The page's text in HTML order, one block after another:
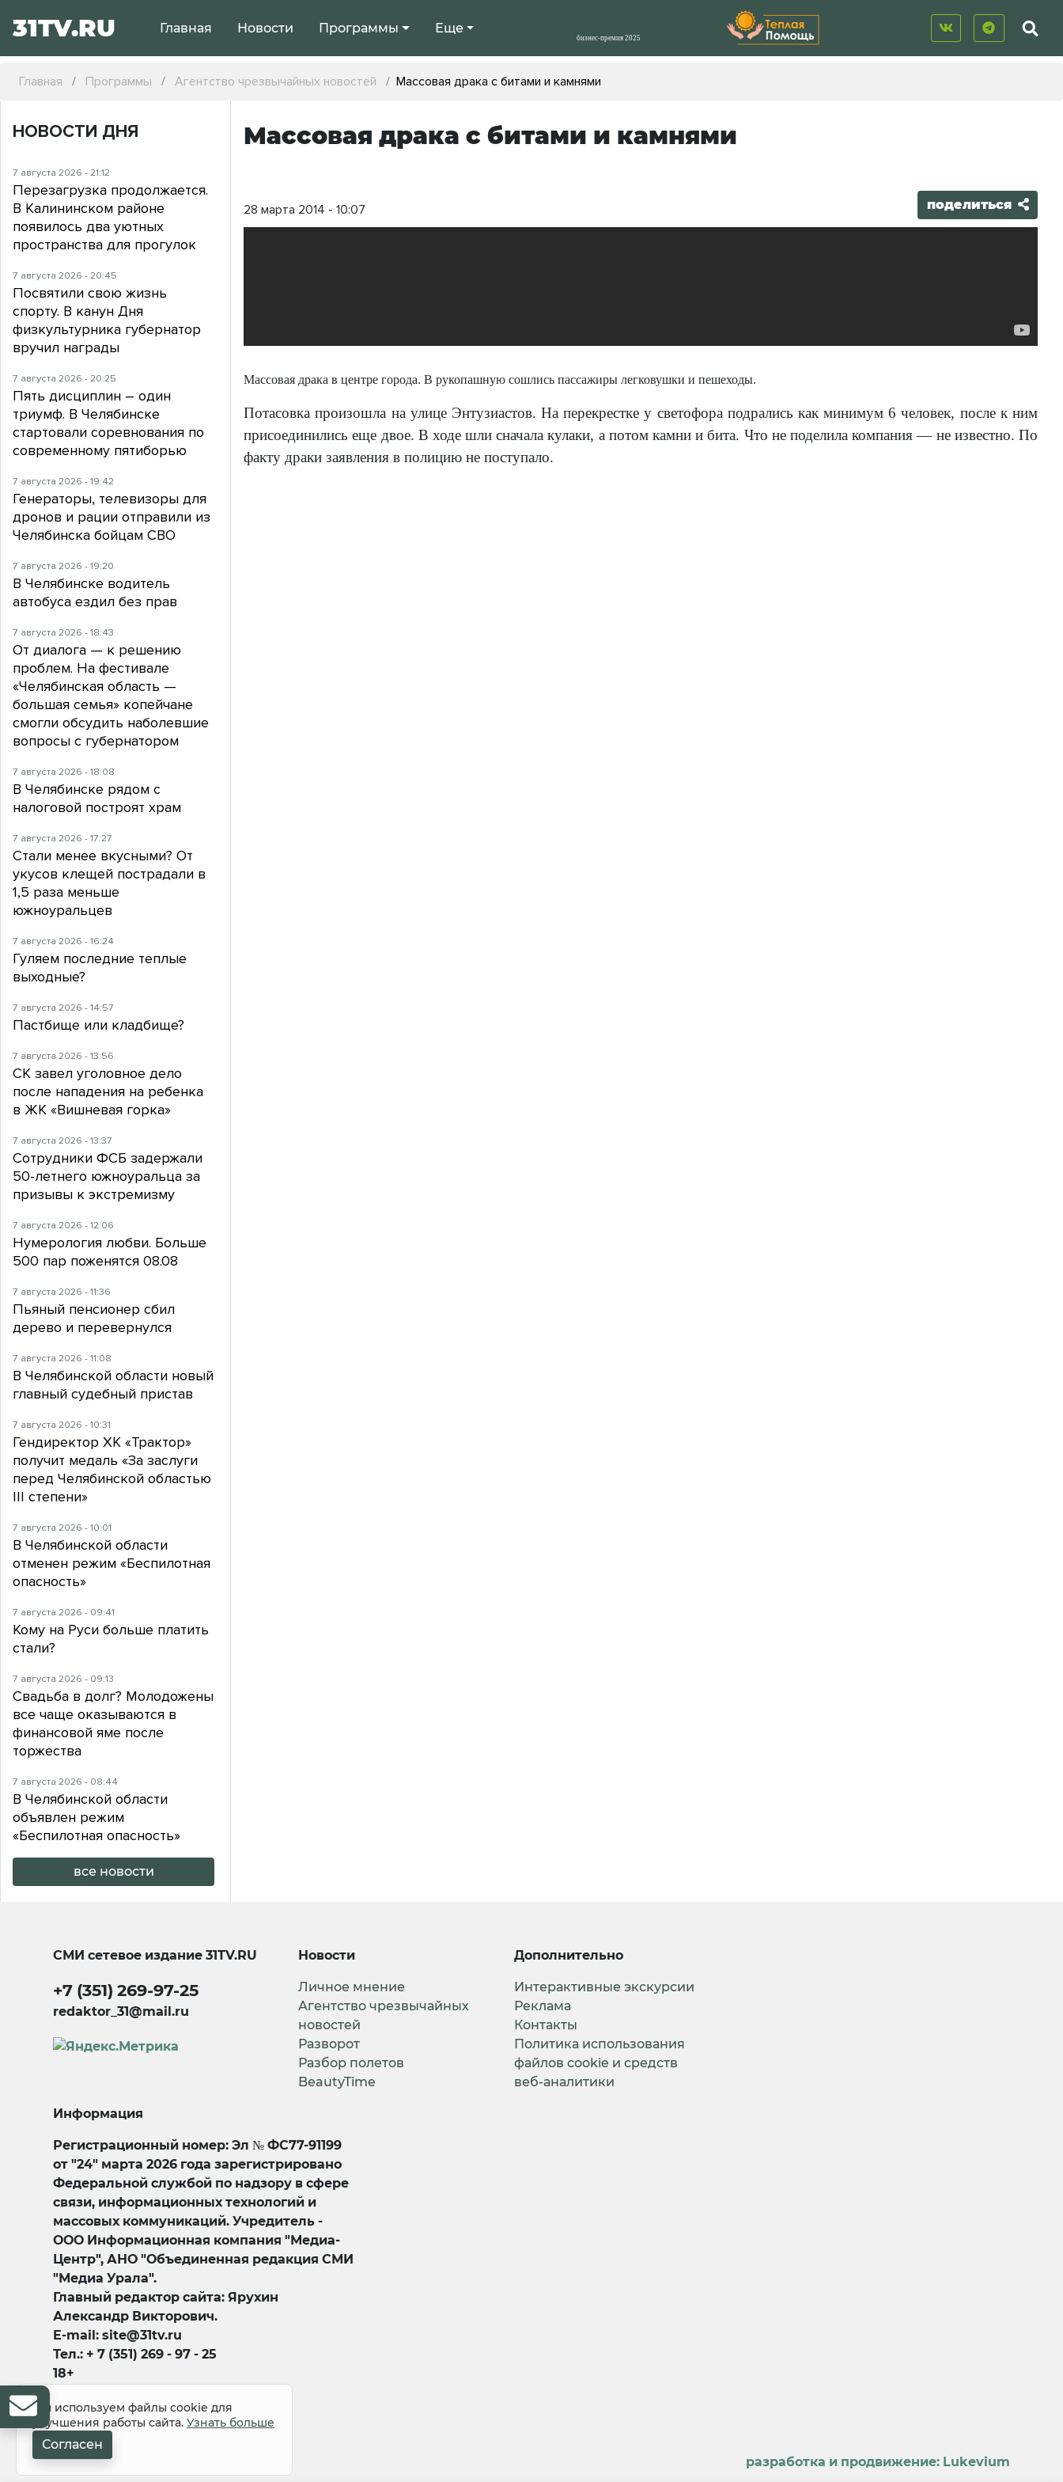
31TV.RU Главная Новости Программы Еще
Главная Программы Агентство чрезвычайных новостей Массовая драка с битами и камнями
Массовая драка с битами и камнями
28 марта 2014 - 10:07 поделиться
Массовая драка в центре города. В рукопашную сошлись пассажиры легковушки и пешеходы.
Потасовка произошла на улице Энтузиастов. На перекрестке у светофора подрались как минимум 6 человек, после к ним
присоединились еще двое. В ходе шли сначала кулаки, а потом камни и бита. Что не поделила компания — не известно. По
факту драки заявления в полицию не поступало.
НОВОСТИ ДНЯ
7 августа 2026 - 21:12
Перезагрузка продолжается.
В Калининском районе
появилось два уютных
пространства для прогулок
7 августа 2026 - 20:45
Посвятили свою жизнь
спорту. В канун Дня
физкультурника губернатор
вручил награды
7 августа 2026 - 20:25
Пять дисциплин – один
триумф. В Челябинске
стартовали соревнования по
современному пятиборью
7 августа 2026 - 19:42
Генераторы, телевизоры для
дронов и рации отправили из
Челябинска бойцам СВО
7 августа 2026 - 19:20
В Челябинске водитель
автобуса ездил без прав
7 августа 2026 - 18:43
От диалога — к решению
проблем. На фестивале
«Челябинская область —
большая семья» копейчане
смогли обсудить наболевшие
вопросы с губернатором
7 августа 2026 - 18:08
В Челябинске рядом с
налоговой построят храм
7 августа 2026 - 17:27
Стали менее вкусными? От
укусов клещей пострадали в
1,5 раза меньше
южноуральцев
7 августа 2026 - 16:24
Гуляем последние теплые
выходные?
7 августа 2026 - 14:57
Пастбище или кладбище?
7 августа 2026 - 13:56
СК завел уголовное дело
после нападения на ребенка
в ЖК «Вишневая горка»
7 августа 2026 - 13:37
Сотрудники ФСБ задержали
50-летнего южноуральца за
призывы к экстремизму
7 августа 2026 - 12:06
Нумерология любви. Больше
500 пар поженятся 08.08
7 августа 2026 - 11:36
Пьяный пенсионер сбил
дерево и перевернулся
7 августа 2026 - 11:08
В Челябинской области новый
главный судебный пристав
7 августа 2026 - 10:31
Гендиректор ХК «Трактор»
получит медаль «За заслуги
перед Челябинской областью
III степени»
7 августа 2026 - 10:01
В Челябинской области
отменен режим «Беспилотная
опасность»
7 августа 2026 - 09:41
Кому на Руси больше платить
стали?
7 августа 2026 - 09:13
Свадьба в долг? Молодожены
все чаще оказываются в
финансовой яме после
торжества
7 августа 2026 - 08:44
В Челябинской области
объявлен режим
«Беспилотная опасность»
все новости
СМИ сетевое издание31TV.RU
+7 (351) 269-97-25
redaktor_31@mail.ru
Новости
Личное мнение
Агентство чрезвычайных
новостей
Разворот
Разбор полетов
BeautyTime
Дополнительно
Интерактивные экскурсии
Реклама
Контакты
Политика использования
файлов cookie и средств
веб-аналитики
Информация
Регистрационный номер: Эл № ФС77-91199
от "24" марта 2026 года зарегистрировано
Федеральной службой по надзору в сфере
связи, информационных технологий и
массовых коммуникаций. Учредитель -
ООО Информационная компания "Медиа-
Центр", АНО "Объединенная редакция СМИ
"Медиа Урала".
Главный редактор сайта: Ярухин
Александр Викторович.
E-mail: site@31tv.ru
Тел.: + 7 (351) 269 - 97 - 25
18+
© 2008-2026 Все права защищены разработка и продвижение: Lukevium
Мы используем файлы cookie для
улучшения работы сайта. Узнать больше
Согласен